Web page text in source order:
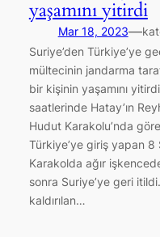
yaşamını yitirdi
Mar 18, 2023—
Suriye’den Türkiye’ye
mültecinin jandarma
bir kişinin yaşamını
saatlerinde Hatay’ın
Hudut Karakolu’nda
Türkiye’ye giriş yapan 8
Karakolda ağır
sonra Suriye’ye geri
kaldırılan…